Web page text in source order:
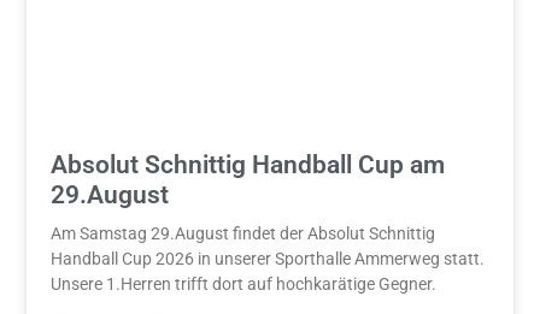
Absolut Schnittig Handball Cup am
29.August
Am Samstag 29.August findet der Absolut Schnittig
Handball Cup 2026 in unserer Sporthalle Ammerweg statt.
Unsere 1.Herren trifft dort auf hochkarätige Gegner.